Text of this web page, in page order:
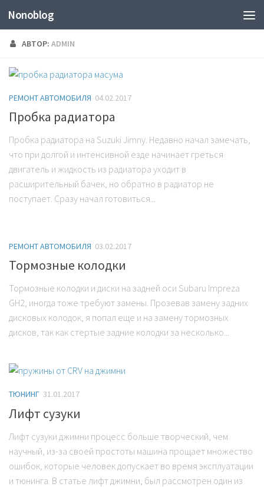
Nonoblog
АВТОР: ADMIN
РЕМОНТ АВТОМОБИЛЯ 04.02.2017
Пробка радиатора
Пробка радиатора на Suzuki Jimny. Недавно начал замечать,
что при долгой и интенсивной езде начинает греться
двигатель и жидкость из радиатора уходит в
расширительный бачек, но обратно в радиатор не
поступает. Сразу начал готовиться...
РЕМОНТ АВТОМОБИЛЯ 03.02.2017
Тормозные колодки
Тормозные колодки и диски на задней оси Subaru Impreza
GH2, иногда тоже требуют замены. Прозевав замену задних
дисковых колодок, я попал еще и на замену тормозных
дисков, так как стертые задние колодки за несколько...
ТЮНИНГ 31.01.2017
Лифт сузуки
Лифт сузуки джимни процесс больше творческий, чем
научный, из-за своей простоты машина прощает множество
ошибок, которые человек допускает во время эксплуатации
и тюнинга. В статье лифт джимни, был рассмотрен один из